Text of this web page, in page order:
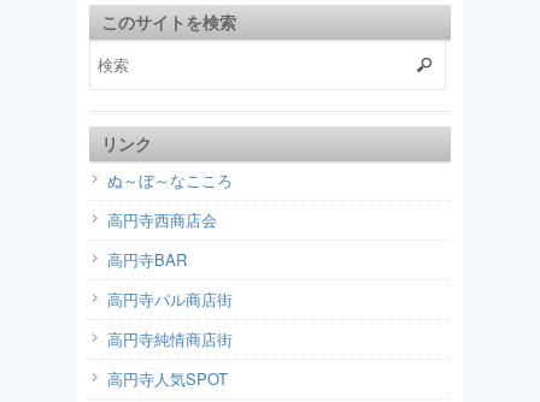
このサイトを検索
リンク
ぬ～ぼ～なこころ
高円寺西商店会
高円寺BAR
高円寺パル商店街
高円寺純情商店街
高円寺人気SPOT